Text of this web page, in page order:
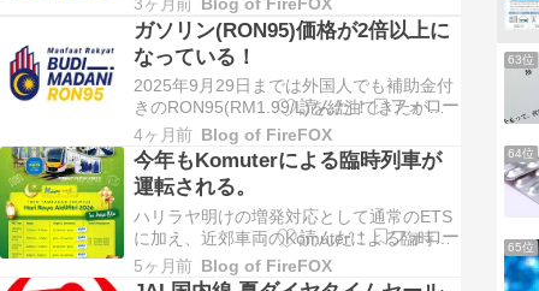
転される。 全車自由席で運賃はRM45。な
お車両にトイレ設備がないので往復共、途
中Slim River駅で10-20分程度のトイレ停
車…
ガソリン(RON95)価格が2倍以上に
なっている！
2025年9月29日までは外国人でも補助金付
きのRON95(RM1.99/L)を給油できたが、
現在は補助金なしの価格で給油するしかな
い。 しかし、4月9日からの価格は補助金
付きの価格(RM1.99/L)の約2倍以上の
RM4.27/Lとなっている。これだと日本の
価格と殆ど変わらな…
4ヶ月前 Blog of FireFOX
今年もKomuterによる臨時列車が
運転される。
ハリラヤ明けの増発対応として通常のETS
に加え、近郊車両のKomuterによる臨時列
車が"EMU Plus"としてKL-IPOH間で運転さ
れる。 (運賃RM35のみ全車自由席, 運転日
5ヶ月前 Blog of FireFOX
63位
64位
65位